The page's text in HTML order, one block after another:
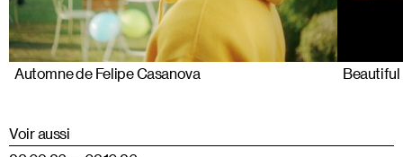
Automne de Felipe Casanova Beautiful
Voir aussi